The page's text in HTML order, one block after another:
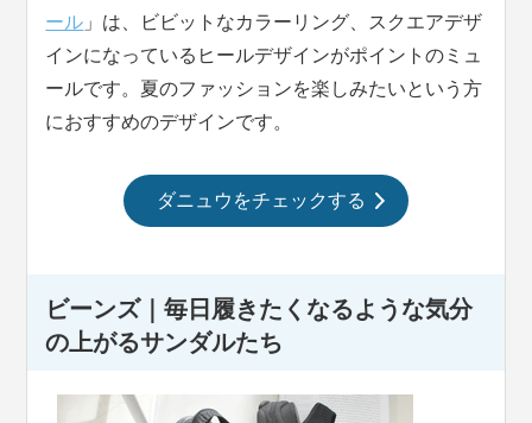
ール 」は、ビビットなカラーリング、スクエアデザ
インになっているヒールデザインがポイントのミュ
ールです。夏のファッションを楽しみたいという方
におすすめのデザインです。
ダニュウをチェックする
ビーンズ｜毎日履きたくなるような気分
の上がるサンダルたち